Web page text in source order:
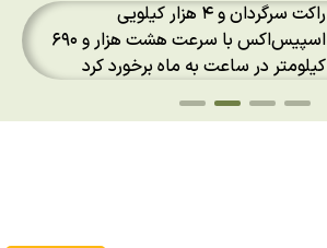
راکت سرگردان و ۴ هزار کیلویی
اسپیس‌اکس با سرعت هشت هزار و ۶۹۰
کیلومتر در ساعت به ماه برخورد کرد